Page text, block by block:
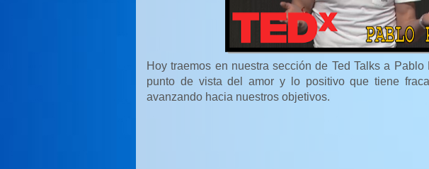
Hoy traemos en nuestra sección de Ted Talks a
punto de vista del amor y lo positivo que tiene
avanzando hacia nuestros objetivos.